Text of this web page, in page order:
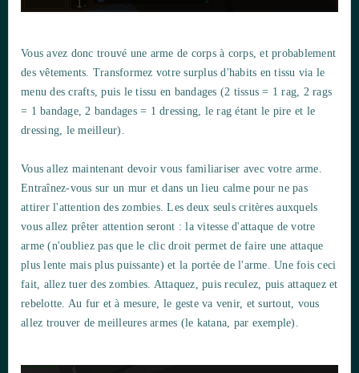
Vous avez donc trouvé une arme de corps à corps, et probablement
des vêtements. Transformez votre surplus d'habits en tissu via le
menu des crafts, puis le tissu en bandages (2 tissus = 1 rag, 2 rags
= 1 bandage, 2 bandages = 1 dressing, le rag étant le pire et le
dressing, le meilleur).
Vous allez maintenant devoir vous familiariser avec votre arme.
Entraînez-vous sur un mur et dans un lieu calme pour ne pas
attirer l'attention des zombies. Les deux seuls critères auxquels
vous allez prêter attention seront : la vitesse d'attaque de votre
arme (n'oubliez pas que le clic droit permet de faire une attaque
plus lente mais plus puissante) et la portée de l'arme. Une fois ceci
fait, allez tuer des zombies. Attaquez, puis reculez, puis attaquez et
rebelotte. Au fur et à mesure, le geste va venir, et surtout, vous
allez trouver de meilleures armes (le katana, par exemple).